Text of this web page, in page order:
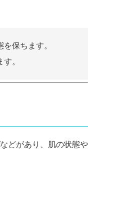
保ちます。
。
などがあり、肌の状態や